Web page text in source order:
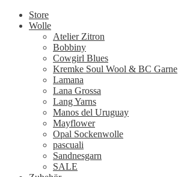
Store
Wolle
Atelier Zitron
Bobbiny
Cowgirl Blues
Kremke Soul Wool & BC Garne
Lamana
Lana Grossa
Lang Yarns
Manos del Uruguay
Mayflower
Opal Sockenwolle
pascuali
Sandnesgarn
SALE